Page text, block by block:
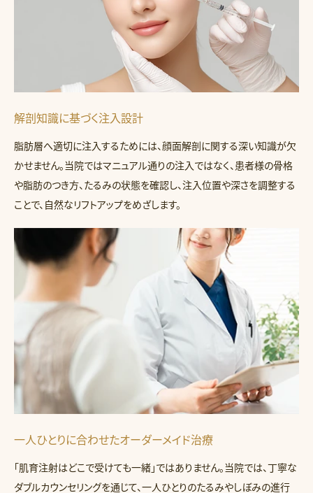
解剖知識に基づく注入設計
脂肪層へ適切に注入するためには、顔面解剖に関する深い知識が欠
かせません。当院ではマニュアル通りの注入ではなく、患者様の骨格
や脂肪のつき方、たるみの状態を確認し、注入位置や深さを調整する
ことで、自然なリフトアップをめざします。
一人ひとりに合わせたオーダーメイド治療
「肌育注射はどこで受けても一緒」ではありません。当院では、丁寧な
ダブルカウンセリングを通じて、一人ひとりのたるみやしぼみの進行